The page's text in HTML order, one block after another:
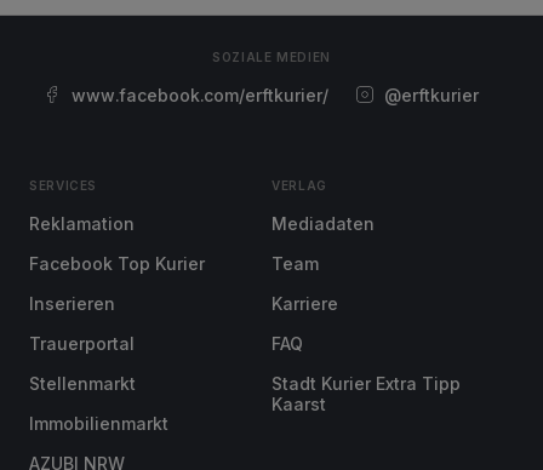
SOZIALE MEDIEN
www.facebook.com/erftkurier/ @erftkurier
SERVICES
Reklamation
Facebook Top Kurier
Inserieren
Trauerportal
Stellenmarkt
Immobilienmarkt
AZUBI NRW
VERLAG
Mediadaten
Team
Karriere
FAQ
Stadt Kurier Extra Tipp
Kaarst